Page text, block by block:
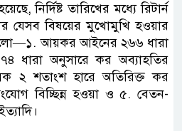
নির্দিষ্ট তারিখের মধ্যে রিটার্ন
যেসব বিষয়ের মুখোমুখি হওয়ার
আয়কর আইনের ২৬৬ ধারা
ধারা অনুসারে কর অব্যাহতির
২ শতাংশ হারে অতিরিক্ত কর
বিচ্ছিন্ন হওয়া ও ৫. বেতন-